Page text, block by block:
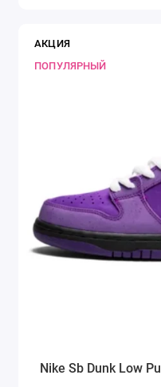
АКЦИЯ
ПОПУЛЯРНЫЙ
Nike Sb Dunk Low